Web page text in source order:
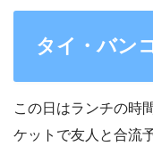
タイ・バン
この日はランチの時
ケットで友人と合流